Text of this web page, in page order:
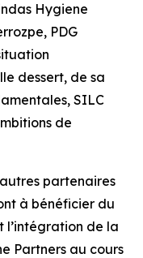
Hygiene
PDG
dessert, de sa
SILC
de
partenaires
à bénéficier du
l’intégration de la
Partners au cours